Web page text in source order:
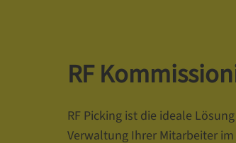
RF
RF Picking ist die ideale
Verwaltung Ihrer Mitarbeiter im